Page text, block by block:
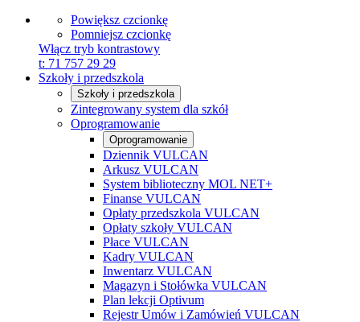
Powiększ czcionkę
Pomniejsz czcionkę
Włącz tryb kontrastowy
t: 71 757 29 29
Szkoły i przedszkola
Szkoły i przedszkola
Zintegrowany system dla szkół
Oprogramowanie
Oprogramowanie
Dziennik VULCAN
Arkusz VULCAN
System biblioteczny MOL NET+
Finanse VULCAN
Opłaty przedszkola VULCAN
Opłaty szkoły VULCAN
Płace VULCAN
Kadry VULCAN
Inwentarz VULCAN
Magazyn i Stołówka VULCAN
Plan lekcji Optivum
Rejestr Umów i Zamówień VULCAN